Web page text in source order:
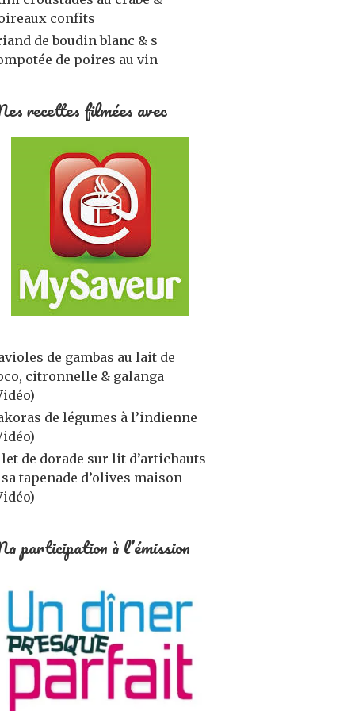
confits
de boudin blanc & s
de poires au vin
recettes filmées avec
de gambas au lait de
citronnelle & galanga
de légumes à l’indienne
de dorade sur lit d’artichauts
sa tapenade d’olives maison
participation à l’émission